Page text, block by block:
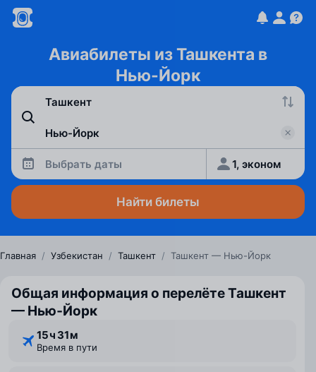
Авиабилеты из Ташкента в
Нью-Йорк
Выбрать даты 1, эконом
Найти билеты
Главная / Узбекистан / Ташкент / Ташкент — Нью-Йорк
Общая информация о перелёте Ташкент
— Нью‑Йорк
15 ⁠ч 31 ⁠м
Время в пути